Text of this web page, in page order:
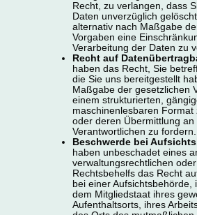
Recht, zu verlangen, dass
Daten unverzüglich
alternativ nach Maßgabe
Vorgaben eine
Verarbeitung der Daten zu
Recht auf
haben das Recht, Sie
die Sie uns bereitgestellt
Maßgabe der gesetzlichen
einem strukturierten,
maschinenlesbaren Format
oder deren Übermittlung an
Verantwortlichen zu fordern.
Beschwerde bei
haben unbeschadet eines
verwaltungsrechtlichen
Rechtsbehelfs das Recht
bei einer Aufsichtsbehörde,
dem Mitgliedstaat ihres
Aufenthaltsorts, ihres